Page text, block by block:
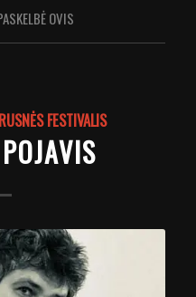
OVIS
RUSNĖS FESTIVALIS